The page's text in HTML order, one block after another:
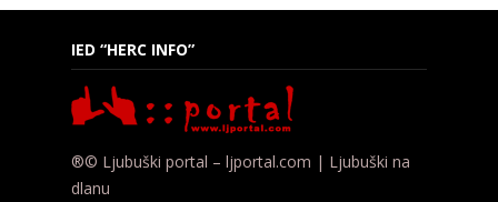
IED “HERC INFO”
®© Ljubuški portal – ljportal.com | Ljubuški na
dlanu